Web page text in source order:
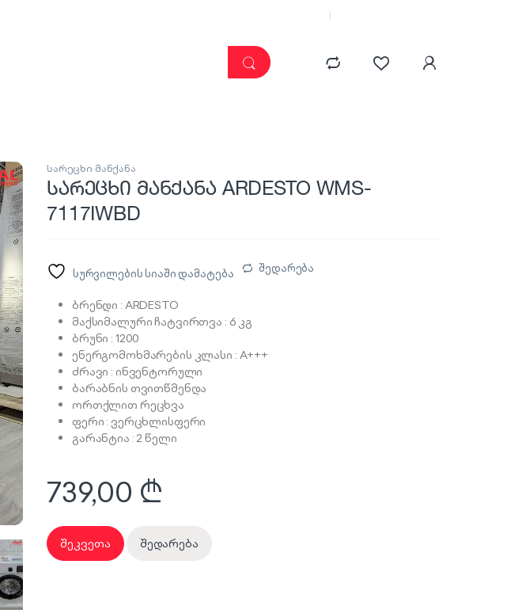
სარეცხი მანქანა
სარეცხი მანქანა ARDESTO WMS-
7117IWBD
სურვილების სიაში დამატება შედარება
ბრენდი : ARDESTO
მაქსიმალური ჩატვირთვა : 6 კგ
ბრუნი : 1200
ენერგომოხმარების კლასი : A+++
ძრავი : ინვენტორული
ბარაბნის თვითწმენდა
ორთქლით რეცხვა
ფერი : ვერცხლისფერი
გარანტია : 2 წელი
739,00 ₾
შეკვეთა შედარება